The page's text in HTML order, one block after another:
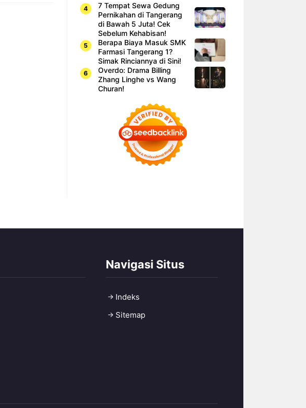
7 Tempat Sewa Gedung
Pernikahan di Tangerang
di Bawah 5 Juta! Cek
Sebelum Kehabisan!
Berapa Biaya Masuk SMK
Farmasi Tangerang 1?
Simak Rinciannya di Sini!
Overdo: Drama Billing
Zhang Linghe vs Wang
Churan!
Navigasi Situs
Indeks
Sitemap